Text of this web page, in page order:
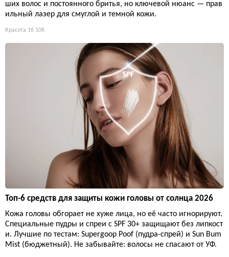
ших волос и постоянного бритья, но ключевой нюанс — прав
ильный лазер для смуглой и темной кожи.
Красота 16 106
Топ-6 средств для защиты кожи головы от солнца 2026
Кожа головы обгорает не хуже лица, но её часто игнорируют.
Специальные пудры и спреи с SPF 30+ защищают без липкост
и. Лучшие по тестам: Supergoop Poof (пудра-спрей) и Sun Bum
Mist (бюджетный). Не забывайте: волосы не спасают от УФ.